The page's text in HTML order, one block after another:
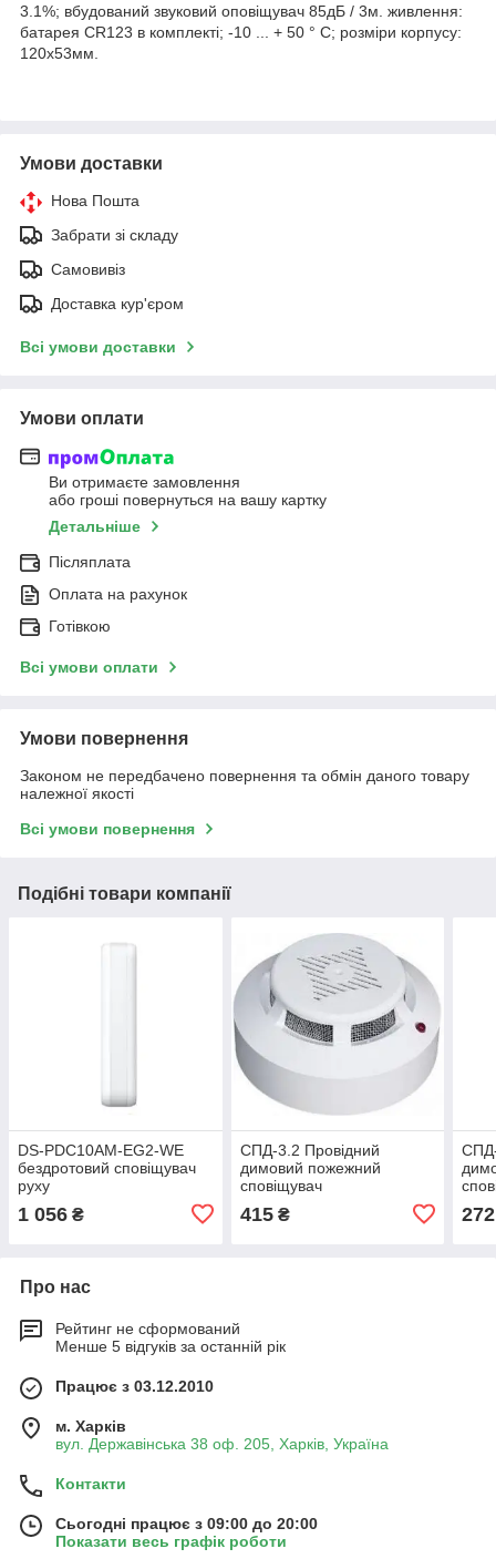
3.1%; вбудований звуковий оповіщувач 85дБ ​​/ 3м. живлення:
батарея CR123 в комплекті; -10 ... + 50 ° C; розміри корпусу:
120х53мм.
Умови доставки
Нова Пошта
Забрати зі складу
Самовивіз
Доставка кур'єром
Всі умови доставки
Умови оплати
Ви отримаєте замовлення
або гроші повернуться на вашу картку
Детальніше
Післяплата
Оплата на рахунок
Готівкою
Всі умови оплати
Умови повернення
Законом не передбачено повернення та обмін даного товару
належної якості
Всі умови повернення
Подібні товари компанії
DS-PDC10AM-EG2-WE
бездротовий сповіщувач
руху
1 056 ₴
СПД-3.2 Провідний
димовий пожежний
сповіщувач
415₴ 272
Про нас
Рейтинг не сформований
Менше 5 відгуків за останній рік
Працює з 03.12.2010
м. Харків
вул. Державінська 38 оф. 205, Харків, Україна
Контакти
Сьогодні працює з 09:00 до 20:00
Показати весь графік роботи